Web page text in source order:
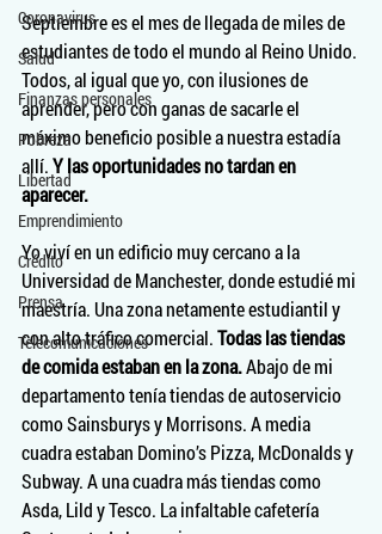
Coronavirus
Salud
Finanzas personales
Pobreza
Libertad
Emprendimiento
Crédito
Prensa
Telecomunicaciones
Septiembre es el mes de llegada de miles de
estudiantes de todo el mundo al Reino Unido.
Todos, al igual que yo, con ilusiones de
aprender, pero con ganas de sacarle el
máximo beneficio posible a nuestra estadía
allí. Y las oportunidades no tardan en
aparecer.
Yo viví en un edificio muy cercano a la
Universidad de Manchester, donde estudié mi
maestría. Una zona netamente estudiantil y
con alto tráfico comercial. Todas las tiendas
de comida estaban en la zona. Abajo de mi
departamento tenía tiendas de autoservicio
como Sainsburys y Morrisons. A media
cuadra estaban Domino’s Pizza, McDonalds y
Subway. A una cuadra más tiendas como
Asda, Lild y Tesco. La infaltable cafetería